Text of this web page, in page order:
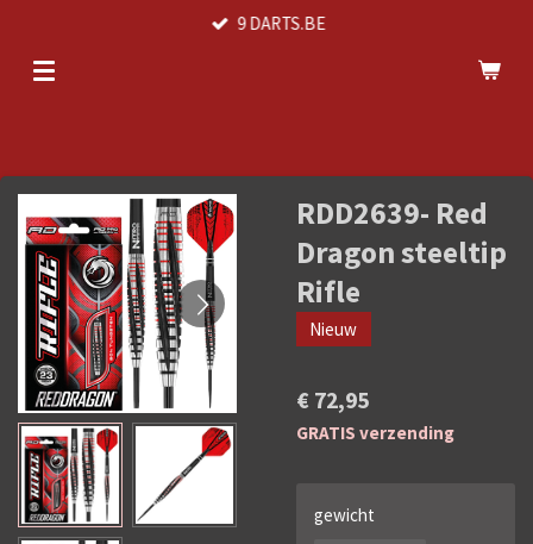
naar
9 DARTS.BE
RDD2639- Red
Dragon steeltip
Rifle
Nieuw
€ 72,95
GRATIS verzending
gewicht